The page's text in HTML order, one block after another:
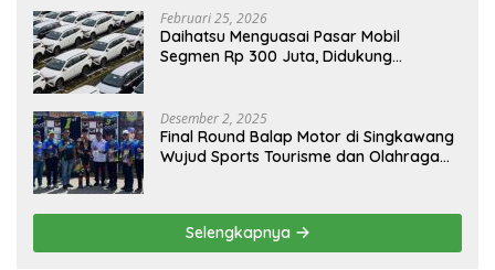
Februari 25, 2026
Daihatsu Menguasai Pasar Mobil
Segmen Rp 300 Juta, Didukung
Desember 2, 2025
Final Round Balap Motor di Singkawang
Wujud Sports Tourisme dan Olahraga
Selengkapnya